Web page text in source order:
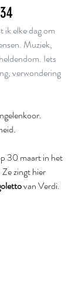
ik elke dag om
Muziek,
Iets
verwondering
30 maart in het
zingt hier
van Verdi.